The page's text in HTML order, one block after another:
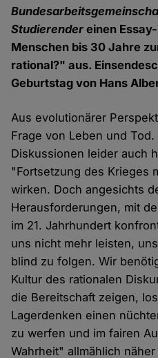
Studierender einen
Menschen bis 30 Jahre
rational?" aus.
Geburtstag von Hans
Aus evolutionärer
Frage von Leben und
Diskussionen leider auch
"Fortsetzung des Krieges
wirken. Doch angesichts
Herausforderungen, mit
im 21. Jahrhundert
uns nicht mehr leisten,
blind zu folgen. Wir
Kultur des rationalen
die Bereitschaft zeigen,
Lagerdenken einen
zu werfen und im fairen
Wahrheit" allmählich